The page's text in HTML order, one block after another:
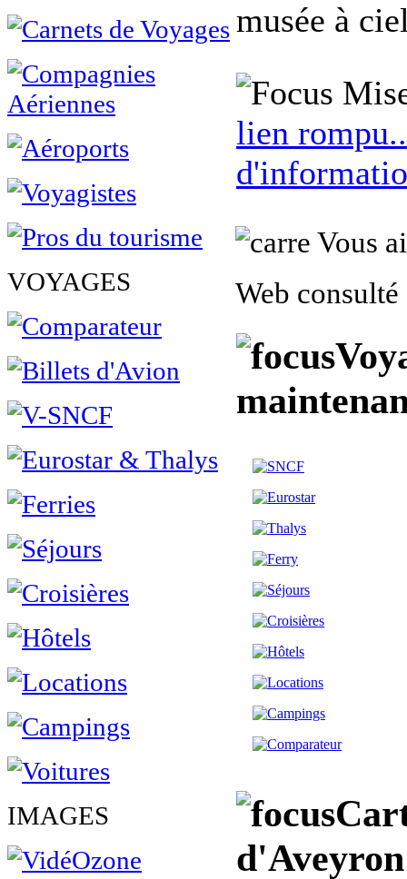
VOYAGES
IMAGES
musée à
lien
Vous
Web